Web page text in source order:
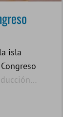
isla
un
el